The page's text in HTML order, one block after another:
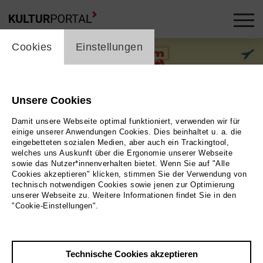
cookie_layer
Cookies Einstellungen
Unsere Cookies
Damit unsere Webseite optimal funktioniert, verwenden wir für
einige unserer Anwendungen Cookies. Dies beinhaltet u. a. die
eingebetteten sozialen Medien, aber auch ein Trackingtool,
welches uns Auskunft über die Ergonomie unserer Webseite
sowie das Nutzer*innenverhalten bietet. Wenn Sie auf "Alle
Cookies akzeptieren" klicken, stimmen Sie der Verwendung von
technisch notwendigen Cookies sowie jenen zur Optimierung
unserer Webseite zu. Weitere Informationen findet Sie in den
"Cookie-Einstellungen".
Technische Cookies akzeptieren